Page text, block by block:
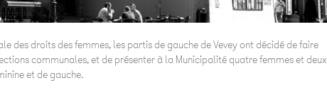
des droits des femmes, les partis de gauche de Vevey ont décidé de faire
communales, et de présenter à la Municipalité quatre femmes et deux
et de gauche.